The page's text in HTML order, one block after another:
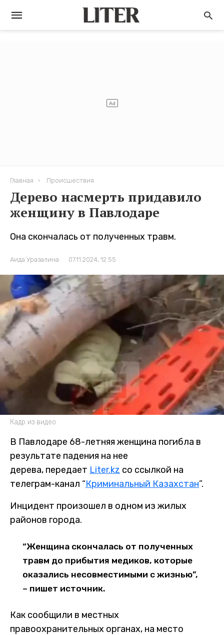
Главная Происшествия
Дерево насмерть придавило
женщину в Павлодаре
Она скончалась от полученных травм.
Аида Уразалина 07.11.2024, 12:55
Кадр из видео
В Павлодаре 68-летняя женщина погибла в
результате падения на нее
дерева, передает Liter.kz со ссылкой на
телеграм-канал “Криминальный Казахстан”.
Инцидент произошел в одном из жилых
районов города.
“Женщина скончалась от полученных
травм до прибытия медиков, которые
оказались несовместимыми с жизнью”,
– пишет источник.
Как сообщили в местных
правоохранительных органах, на место